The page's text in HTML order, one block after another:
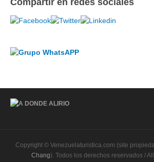
Copyright © Venezuelaturistica.com (site
Chang). Todos los derechos reservados /